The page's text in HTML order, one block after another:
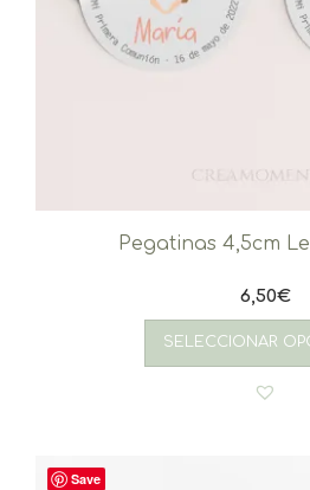
Pegatinas 4,5cm
6,50€
SELECCIONAR
Save